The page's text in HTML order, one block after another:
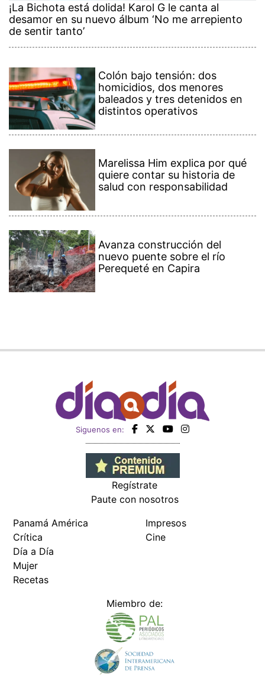
¡La Bichota está dolida! Karol G le canta al
desamor en su nuevo álbum ‘No me arrepiento
de sentir tanto’
Colón bajo tensión: dos
homicidios, dos menores
baleados y tres detenidos en
distintos operativos
Marelissa Him explica por qué
quiere contar su historia de
salud con responsabilidad
Avanza construcción del
nuevo puente sobre el río
Perequeté en Capira
Siguenos en:
Regístrate
Paute con nosotros
Panamá América
Crítica
Día a Día
Mujer
Recetas
Impresos
Cine
Miembro de: